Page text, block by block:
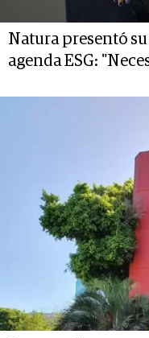
Natura presentó
agenda ESG: